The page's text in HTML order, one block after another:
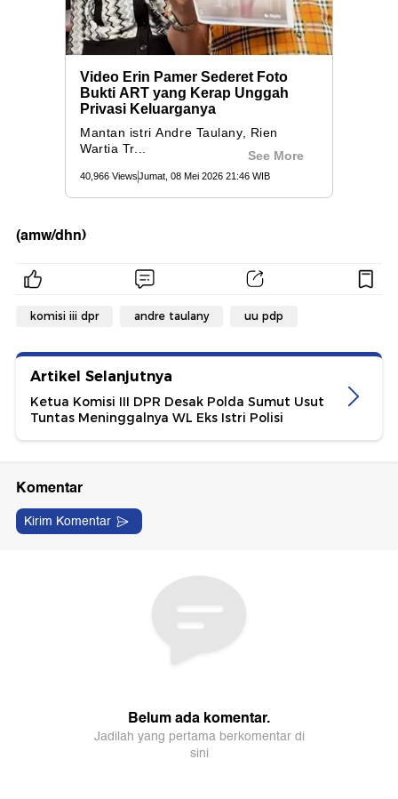
(amw/dhn)
komisi iii dpr andre taulany uu pdp
Artikel Selanjutnya
Ketua Komisi III DPR Desak Polda Sumut Usut
Tuntas Meninggalnya WL Eks Istri Polisi